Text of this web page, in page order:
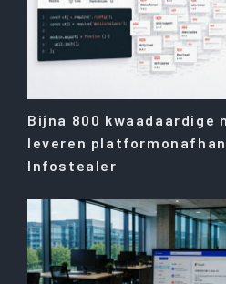
Bijna 800 kwaadaardige
leveren
Infostealer